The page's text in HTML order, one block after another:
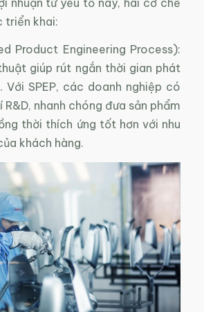
triển khai:
Product Engineering Process):
giúp rút ngắn thời gian phát
Với SPEP, các doanh nghiệp có
nhanh chóng đưa sản phẩm
thời thích ứng tốt hơn với nhu
khách hàng.